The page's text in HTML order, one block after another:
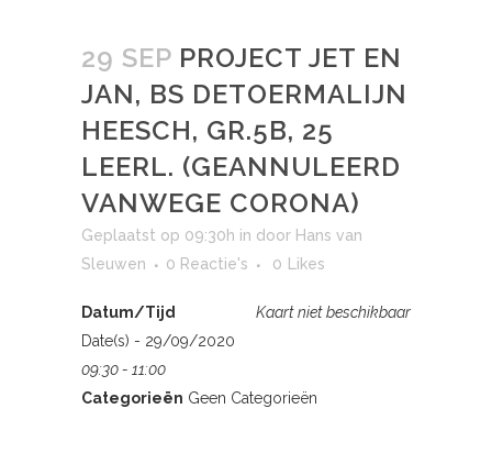
29 SEP PROJECT JET EN
JAN, BS DETOERMALIJN
HEESCH, GR.5B, 25
LEERL. (GEANNULEERD
VANWEGE CORONA)
Geplaatst op 09:30h in door Hans van
Sleuwen
0 Reactie's 0 Likes
Kaart niet beschikbaar
Datum/Tijd
Date(s) - 29/09/2020
09:30 - 11:00
Categorieën Geen Categorieën